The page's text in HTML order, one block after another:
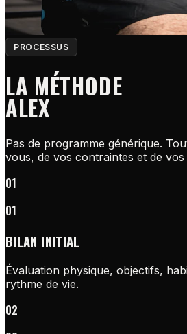
PROCESSUS
LA MÉTHODE
ALEX
Pas de programme générique.
vous, de vos contraintes et de
01
01
BILAN INITIAL
Évaluation physique, objectifs,
rythme de vie.
02